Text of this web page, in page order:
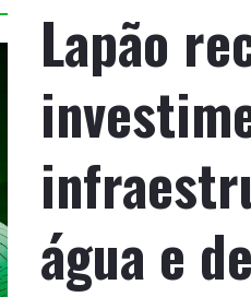
Lapão
água e